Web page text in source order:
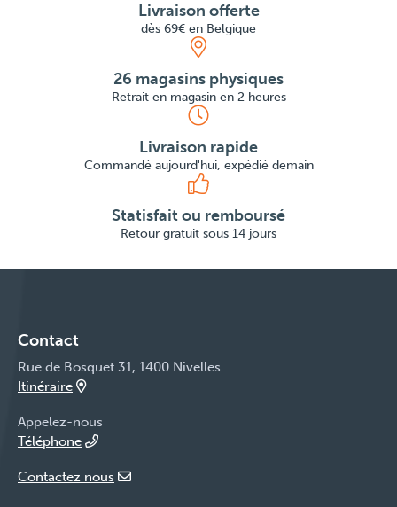
Livraison offerte
dès 69€ en Belgique
26 magasins physiques
Retrait en magasin en 2 heures
Livraison rapide
Commandé aujourd'hui, expédié demain
Statisfait ou remboursé
Retour gratuit sous 14 jours
Contact
Rue de Bosquet 31, 1400 Nivelles
Itinéraire
Appelez-nous
Téléphone
Contactez nous